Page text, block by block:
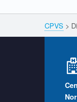
Breadcrumbs navigation
CPVS >